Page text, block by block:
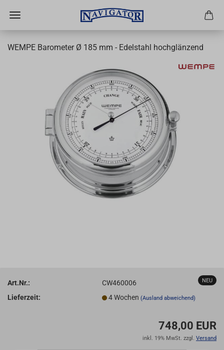
WEMPE Barometer Ø 185 mm - Edelstahl hochglänzend
NEU
Art.Nr.:
CW460006
Lieferzeit:
4 Wochen(Ausland abweichend)
748,00 EUR
inkl. 19% MwSt. zzgl. Versand